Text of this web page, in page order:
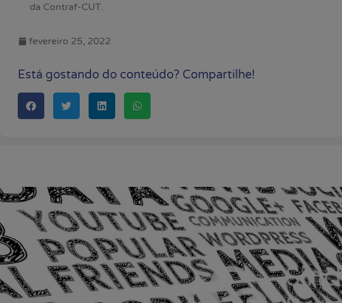
da Contraf-CUT.
fevereiro 25, 2022
Está gostando do conteúdo? Compartilhe!